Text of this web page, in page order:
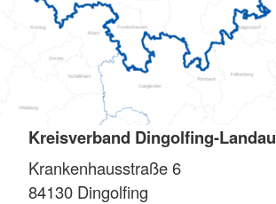
Kreisverband Dingolfing-Landau
Krankenhausstraße 6
84130 Dingolfing